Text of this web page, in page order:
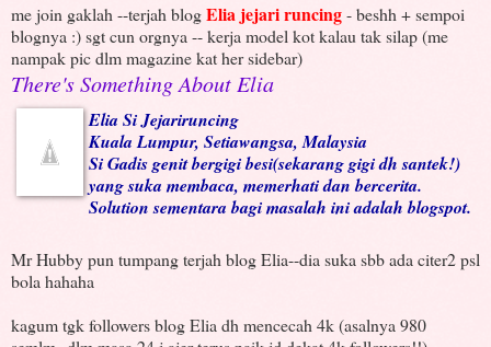
me join gaklah --terjah blogElia jejari runcing- beshh + sempoi
blognya :) sgt cun orgnya -- kerja model kot kalau tak silap (me
nampak pic dlm magazine kat her sidebar)
There's Something About Elia
Elia Si Jejariruncing
Kuala Lumpur, Setiawangsa, Malaysia
Si Gadis genit bergigi besi(sekarang gigi dh santek!)
yang suka membaca, memerhati dan bercerita.
Solution sementara bagi masalah ini adalah blogspot.
Mr Hubby pun tumpang terjah blog Elia--dia suka sbb ada citer2 psl
bola hahaha
kagum tgk followers blog Elia dh mencecah 4k (asalnya 980